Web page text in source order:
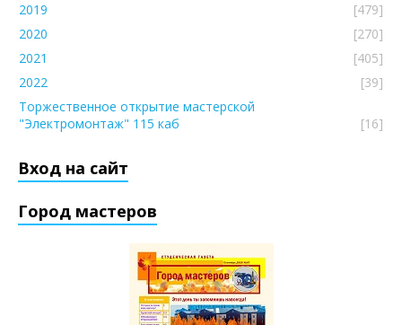
2019
[479]
2020
[270]
2021
[405]
2022
[39]
Торжественное открытие мастерской
"Электромонтаж" 115 каб
[16]
Вход на сайт
Город мастеров